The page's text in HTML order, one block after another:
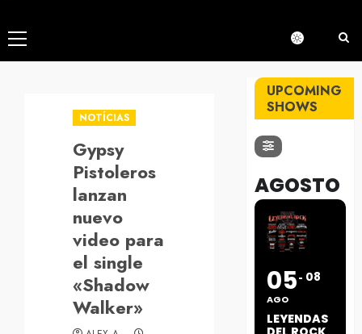
Menú
principal
NOTÍCIAS
Gypsy
Pistoleros
lanzan
nuevo
video para
el single
«Shadow
Walker»
UPCOMING
SHOWS
AGOSTO
05
AGO
08
LEYENDAS